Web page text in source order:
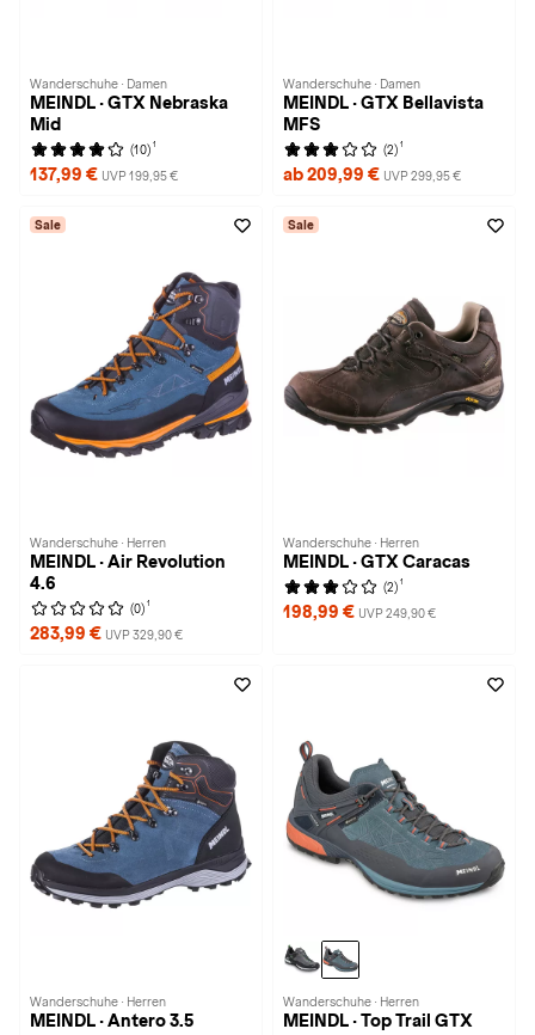
Wanderschuhe · Damen
MEINDL · GTX Nebraska
Mid
(10) 1
137,99 € UVP 199,95 €
Wanderschuhe · Damen
MEINDL · GTX Bellavista
MFS
(2) 1
ab 209,99 € UVP 299,95 €
Sale
Wanderschuhe · Herren
MEINDL · Air Revolution
4.6
(0) 1
283,99 € UVP 329,90 €
Sale
Wanderschuhe · Herren
MEINDL · GTX Caracas
(2) 1
198,99 € UVP 249,90 €
Wanderschuhe · Herren
MEINDL · Antero 3.5
Wanderschuhe · Herren
MEINDL · Top Trail GTX